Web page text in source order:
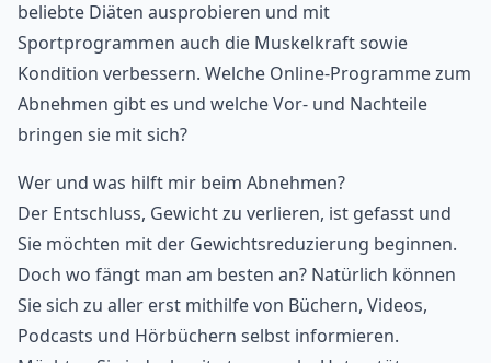
beliebte Diäten ausprobieren und mit
Sportprogrammen auch die Muskelkraft sowie
Kondition verbessern. Welche Online-Programme zum
Abnehmen gibt es und welche Vor- und Nachteile
bringen sie mit sich?
Wer und was hilft mir beim Abnehmen?
Der Entschluss, Gewicht zu verlieren, ist gefasst und
Sie möchten mit der Gewichtsreduzierung beginnen.
Doch wo fängt man am besten an? Natürlich können
Sie sich zu aller erst mithilfe von Büchern, Videos,
Podcasts und Hörbüchern selbst informieren.